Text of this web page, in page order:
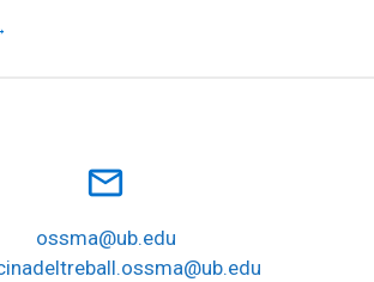
mail_outline
ossma@ub.edu